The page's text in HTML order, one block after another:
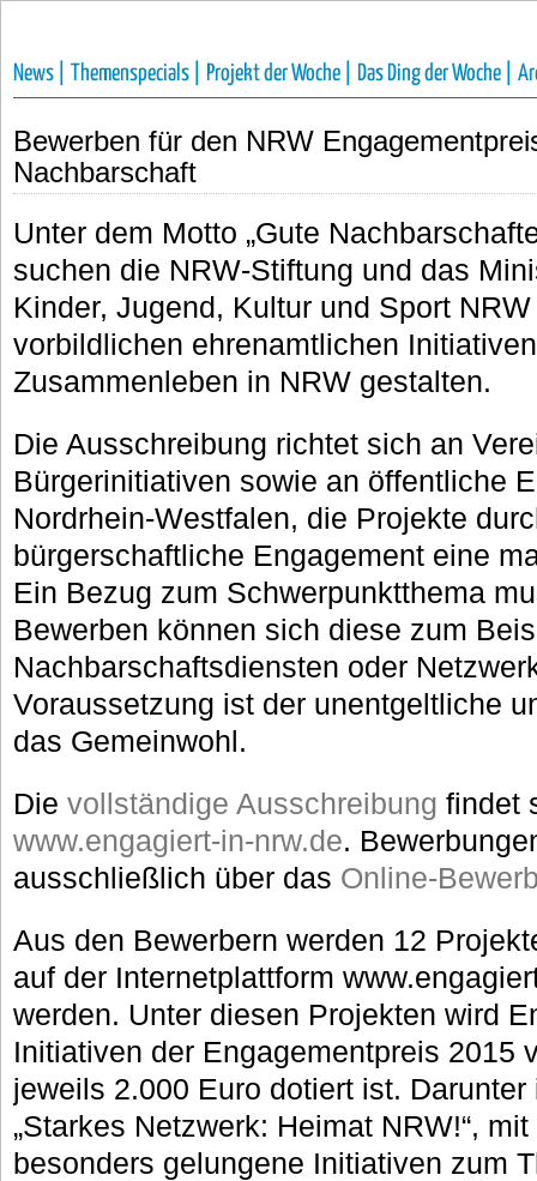
News | Themenspecials | Projekt der Woche | Das Ding der Woche |
Bewerben für den NRW
Nachbarschaft
Unter dem Motto „Gute
suchen die NRW-Stiftung und das
Kinder, Jugend, Kultur und Sport
vorbildlichen ehrenamtlichen
Zusammenleben in NRW gestalten.
Die Ausschreibung richtet sich an
Bürgerinitiativen sowie an öffentliche
Nordrhein-Westfalen, die Projekte
bürgerschaftliche Engagement eine
Ein Bezug zum Schwerpunktthema
Bewerben können sich diese zum
Nachbarschaftsdiensten oder
Voraussetzung ist der unentgeltliche
das Gemeinwohl.
Die vollständige Ausschreibung findet
www.engagiert-in-nrw.de.
ausschließlich über das Online-
Aus den Bewerbern werden 12
auf der Internetplattform
werden. Unter diesen Projekten wird
Initiativen der Engagementpreis 2015
jeweils 2.000 Euro dotiert ist.
„Starkes Netzwerk: Heimat NRW!“,
besonders gelungene Initiativen zum